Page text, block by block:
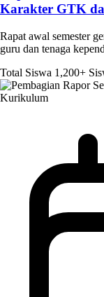
Karakter GTK
Rapat awal semester
guru dan tenaga
Total Siswa 1,200+
Kurikulum